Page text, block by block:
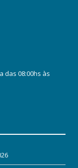
das 08:00hs às